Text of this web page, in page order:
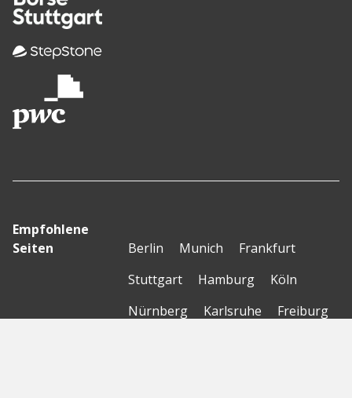
Empfohlene
Seiten
Berlin Munich
Frankfurt
Stuttgart
Hamburg
Köln
Nürnberg
Karlsruhe Freiburg